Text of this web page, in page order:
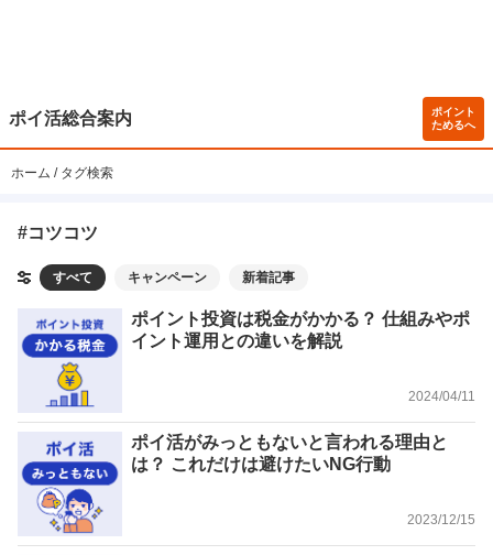
ポイ活総合案内
ポイント
ためるへ
ホーム タグ検索
#コツコツ
すべて キャンペーン 新着記事
ポイント投資は税金がかかる？ 仕組みやポ
イント運用との違いを解説
2024/04/11
ポイ活がみっともないと言われる理由と
は？ これだけは避けたいNG行動
2023/12/15